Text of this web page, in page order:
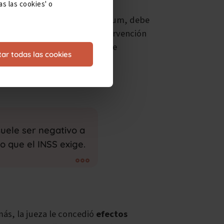
las cookies' o
todas las cookies
con el mismo petitum, debe
se ha valorado nueva intervención
constatación, nuestra cliente
ser negativo a
el INSS exige.
la jueza le concedió efectos